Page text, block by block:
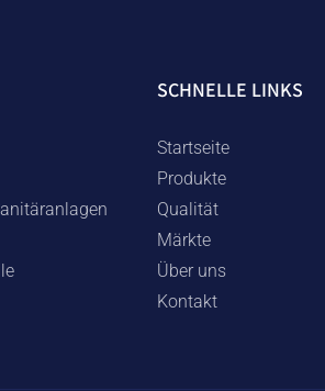
SCHNELLE LINKS
Startseite
Produkte
Qualität
Märkte
Über uns
Kontakt